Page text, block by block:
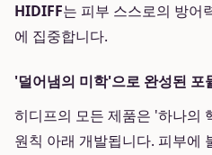
HIDIFF는 피부 스스로의 방어
에 집중합니다.
'덜어냄의 미학'으로 완성된 포
히디프의 모든 제품은 '하나의
원칙 아래 개발됩니다. 피부에